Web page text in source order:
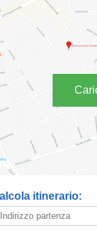
itinerario: